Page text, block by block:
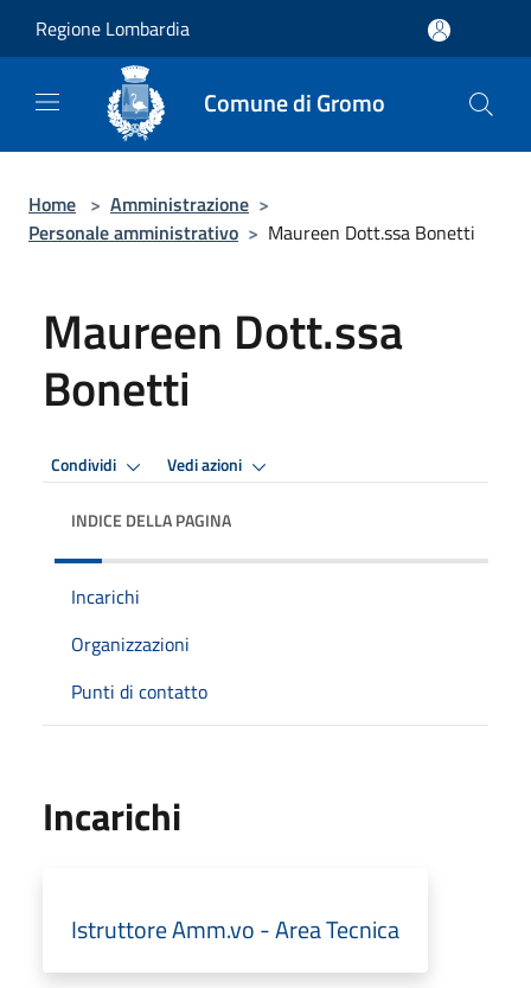
Regione Lombardia
Comune di Gromo
Home > Amministrazione >
Personale amministrativo > Maureen Dott.ssa Bonetti
Maureen Dott.ssa
Bonetti
Condividi Vedi azioni
INDICE DELLA PAGINA
Incarichi
Organizzazioni
Punti di contatto
Incarichi
Istruttore Amm.vo - Area Tecnica